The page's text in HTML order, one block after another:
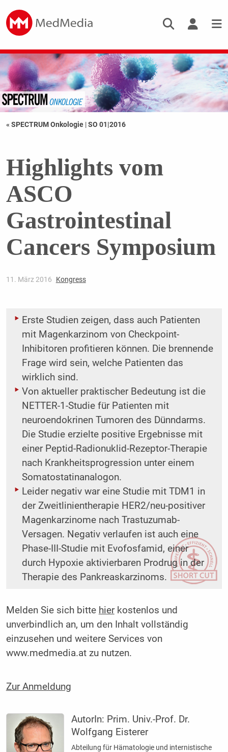
« SPECTRUM Onkologie |SO 01|2016
Highlights vom
ASCO
Gastrointestinal
Cancers Symposium
11. März 2016 Kongress
Erste Studien zeigen, dass auch Patienten
mit Magenkarzinom von Checkpoint-
Inhibitoren profitieren können. Die brennende
Frage wird sein, welche Patienten das
wirklich sind.
Von aktueller praktischer Bedeutung ist die
NETTER-1-Studie für Patienten mit
neuroendokrinen Tumoren des Dünndarms.
Die Studie erzielte positive Ergebnisse mit
einer Peptid-Radionuklid-Rezeptor-Therapie
nach Krankheitsprogression unter einem
Somatostatinanalogon.
Leider negativ war eine Studie mit TDM1 in
der Zweitlinientherapie HER2/neu-positiver
Magenkarzinome nach Trastuzumab-
Versagen. Negativ verlaufen ist auch eine
Phase-III-Studie mit Evofosfamid, einer
durch Hypoxie aktivierbaren Prodrug in der
Therapie des Pankreaskarzinoms.
Melden Sie sich bitte hierkostenlos und
unverbindlich an, um den Inhalt vollständig
einzusehen und weitere Services von
www.medmedia.at zu nutzen.
Zur Anmeldung
AutorIn: Prim. Univ.-Prof. Dr.
Wolfgang Eisterer
Abteilung für Hämatologie und internistische